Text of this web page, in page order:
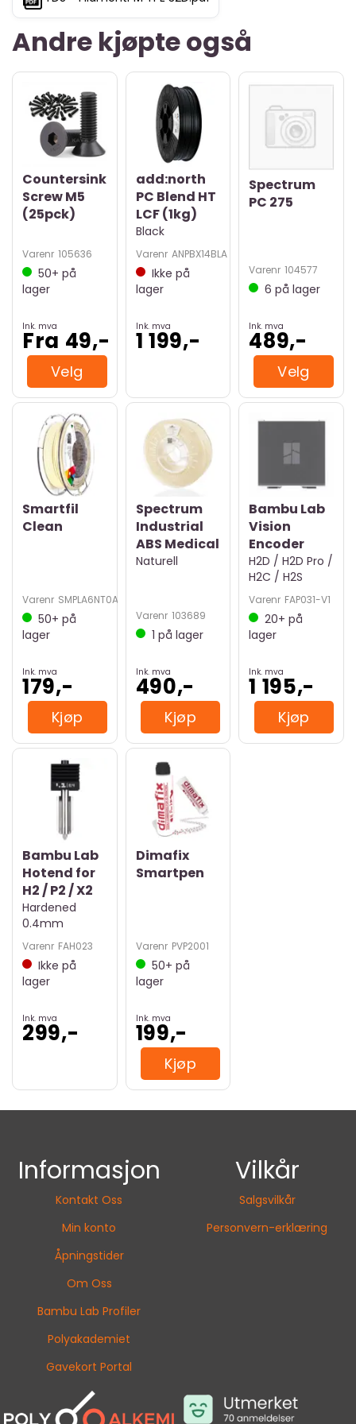
Andre kjøpte også
Countersink
Screw M5
(25pck)
Varenr 105636
50+ på
lager
Ink. mva
Fra 49,-
Velg
add:north
PC Blend HT
LCF (1kg)
Black
Varenr ANPBX14BLA
Ikke på
lager
Ink. mva
1 199,-
Spectrum
PC 275
Varenr 104577
6 på lager
Ink. mva
489,-
Velg
Smartfil
Clean
Varenr SMPLA6NT0A033
50+ på
lager
Ink. mva
179,-
Kjøp
Spectrum
Industrial
ABS Medical
Naturell
Varenr 103689
1 på lager
Ink. mva
490,-
Kjøp
Bambu Lab
Vision
Encoder
H2D / H2D Pro /
H2C / H2S
Varenr FAP031-V1
20+ på
lager
Ink. mva
1 195,-
Kjøp
Bambu Lab
Hotend for
H2 / P2 / X2
Hardened
0.4mm
Varenr FAH023
Ikke på
lager
Ink. mva
299,-
Dimafix
Smartpen
Varenr PVP2001
50+ på
lager
Ink. mva
199,-
Kjøp
Informasjon
Kontakt Oss
Min konto
Åpningstider
Om Oss
Bambu Lab Profiler
Polyakademiet
Gavekort Portal
Vilkår
Salgsvilkår
Personvern-erklæring